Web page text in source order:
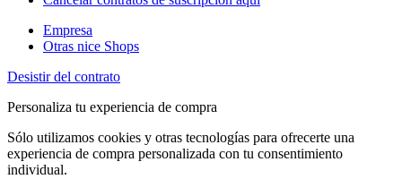
Empresa
Otras nice Shops
Desistir del contrato
Personaliza tu experiencia de compra
Sólo utilizamos cookies y otras tecnologías para ofrecerte una
experiencia de compra personalizada con tu consentimiento
individual.